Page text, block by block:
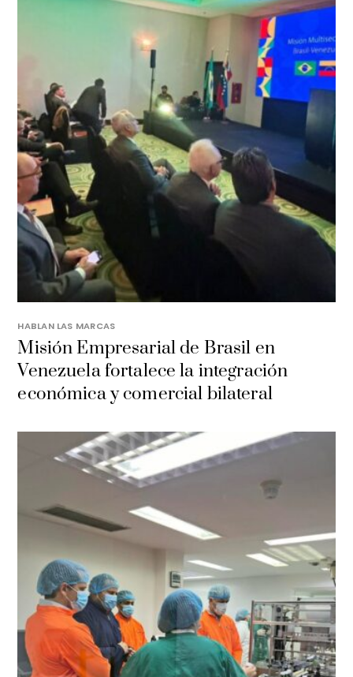
HABLAN LAS MARCAS
Misión Empresarial de Brasil en
Venezuela fortalece la integración
económica y comercial bilateral